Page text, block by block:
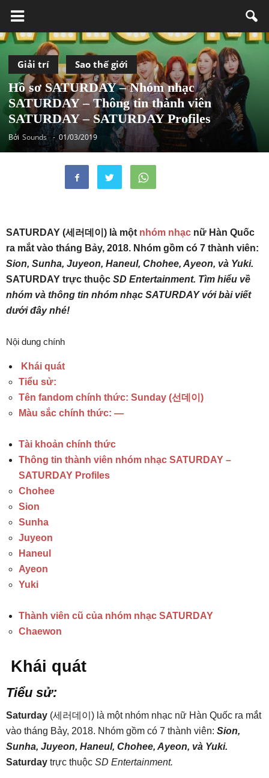
Giải trí Sao thế giới
Hồ sơ SATURDAY – Nhóm nhạc
SATURDAY – Thông tin thành viên
SATURDAY – SATURDAY Profiles
Bởi Sounds - 01/03/2019
SATURDAY (세러데이) là một nhóm nhạc nữ Hàn Quốc
ra mắt vào tháng Bảy, 2018. Nhóm gồm có 7 thành viên:
Sion, Sunha, Juyeon, Haneul, Chohee, Ayeon, và Yuki.
SATURDAY trực thuộc SD Entertainment. Tìm hiểu về
nhóm và thông tin nhóm nhạc SATURDAY với bài viết
dưới đây nhé!
Nội dung chính
Khái quát
Tiểu sử:
Tên fandom chính thức: Sunday (선데이)
Màu sắc chính thức: —
Tài khoản chính thức
Thông tin thành viên nhóm nhạc SATURDAY –
SATURDAY Profiles
Chohee
Sion
Sunha
Juyeon
Haneul
Ayeon
Yuki
Thành viên cũ của nhóm nhạc SATURDAY
Chaewon
Khái quát
Tiểu sử:
Saturday (세러데이) là một nhóm nhạc nữ Hàn Quốc ra mắt
vào tháng Bảy, 2018. Nhóm gồm có 7 thành viên: Sion,
Sunha, Juyeon, Haneul, Chohee, Ayeon, và Yuki.
Saturday trực thuộc SD Entertainment.